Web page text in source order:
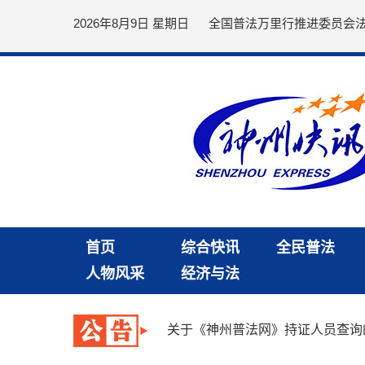
2026年8月9日 星期日 全国普法万里行推进委员会
首页 综合快讯
全民普法
人物风采
经济与法
关于《神州普法网》持证人员查